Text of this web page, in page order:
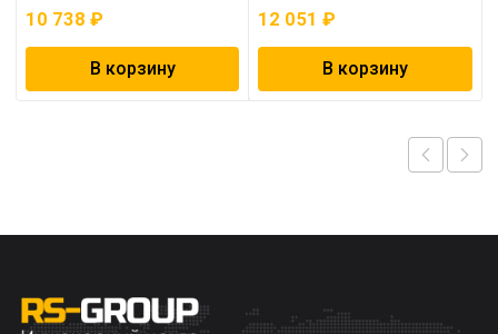
10 738 ₽
В корзину
12 051₽
В корзину